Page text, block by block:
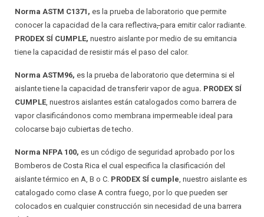
Norma ASTM C1371, es la prueba de laboratorio que permite
conocer la capacidad de la cara reflectiva,para emitir calor radiante.
PRODEX SÍ CUMPLE, nuestro aislante por medio de su emitancia
tiene la capacidad de resistir más el paso del calor.
Norma ASTM96, es la prueba de laboratorio que determina si el
aislante tiene la capacidad de transferir vapor de agua. PRODEX SÍ
CUMPLE, nuestros aislantes están catalogados como barrera de
vapor clasificándonos como membrana impermeable ideal para
colocarse bajo cubiertas de techo.
Norma NFPA 100, es un código de seguridad aprobado por los
Bomberos de Costa Rica el cual especifica la clasificación del
aislante térmico en A, B o C. PRODEX SÍ cumple, nuestro aislante es
catalogado como clase A contra fuego, por lo que pueden ser
colocados en cualquier construcción sin necesidad de una barrera